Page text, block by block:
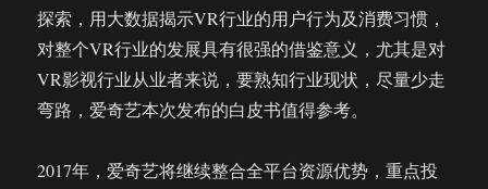
探索，用大数据揭示VR行业的用户行为及消费习惯，
对整个VR行业的发展具有很强的借鉴意义，尤其是对
VR影视行业从业者来说，要熟知行业现状，尽量少走
弯路，爱奇艺本次发布的白皮书值得参考。
2017年，爱奇艺将继续整合全平台资源优势，重点投